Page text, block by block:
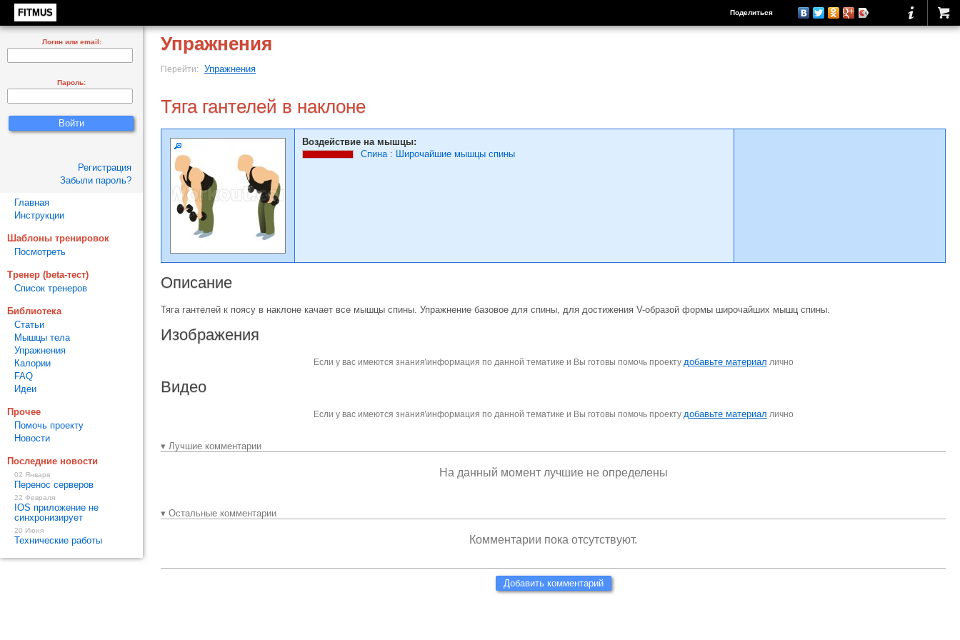
FITMUS Поделиться
Упражнения
Перейти: Упражнения
Тяга гантелей в наклоне
Воздействие на мышцы:
Спина: Широчайшие мышцы спины
Описание
Тяга гантелей к поясу в наклоне качает все мышцы спины. Упражнение базовое для спины, для достижения V-образой формы широчайших мышц спины.
Изображения
Если у вас имеются знания\информация по данной тематике и Вы готовы помочь проекту добавьте материал лично
Видео
Если у вас имеются знания\информация по данной тематике и Вы готовы помочь проекту добавьте материал лично
▾ Лучшие комментарии
На данный момент лучшие не определены
▾ Остальные комментарии
Комментарии пока отсутствуют.
Добавить комментарий
Логин или email:
Пароль:
Регистрация
Забыли пароль?
Главная
Инструкции
Шаблоны тренировок
Посмотреть
Тренер (beta-тест)
Список тренеров
Библиотека
Статьи
Мышцы тела
Упражнения
Калории
FAQ
Идеи
Прочее
Помочь проекту
Новости
Последние новости
02 Января
Перенос серверов
22 Февраля
IOS приложение не
синхронизирует
20 Июня
Технические работы